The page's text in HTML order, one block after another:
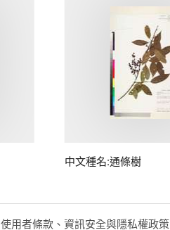
中文種名:通條樹
使用者條款、資訊安全與隱私權政策